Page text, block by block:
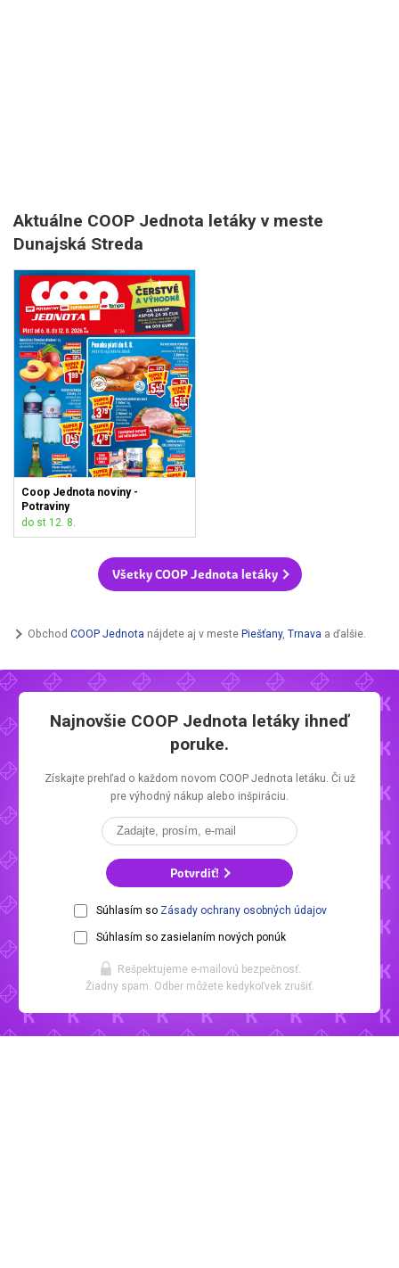
Aktuálne COOP Jednota letáky v meste
Dunajská Streda
Coop Jednota noviny -
Potraviny
do st 12. 8.
Všetky COOP Jednota letáky
Obchod COOP Jednota nájdete aj v meste Piešťany, Trnava a ďalšie.
Najnovšie COOP Jednota letáky ihneď
poruke.
Získajte prehľad o každom novom COOP Jednota letáku. Či už
pre výhodný nákup alebo inšpiráciu.
Potvrdiť!
Súhlasím so Zásady ochrany osobných údajov
Súhlasím so zasielaním nových ponúk
Rešpektujeme e-mailovú bezpečnosť.
Žiadny spam. Odber môžete kedykoľvek zrušiť.